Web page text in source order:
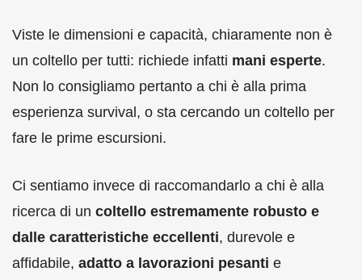
Viste le dimensioni e capacità, chiaramente non è
un coltello per tutti: richiede infatti mani esperte.
Non lo consigliamo pertanto a chi è alla prima
esperienza survival, o sta cercando un coltello per
fare le prime escursioni.
Ci sentiamo invece di raccomandarlo a chi è alla
ricerca di un coltello estremamente robusto e
dalle caratteristiche eccellenti, durevole e
affidabile, adatto a lavorazioni pesanti e